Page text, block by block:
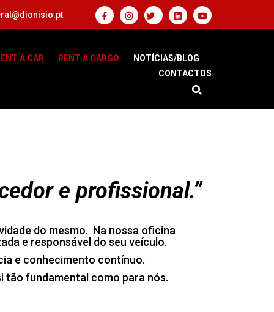
A CAR RENT A CARGO
NOTÍCIAS/BLOG
CONTACTOS
e profissional.”
do mesmo. Na nossa oficina
e responsável do seu veículo.
e conhecimento contínuo.
tão fundamental como para nós.